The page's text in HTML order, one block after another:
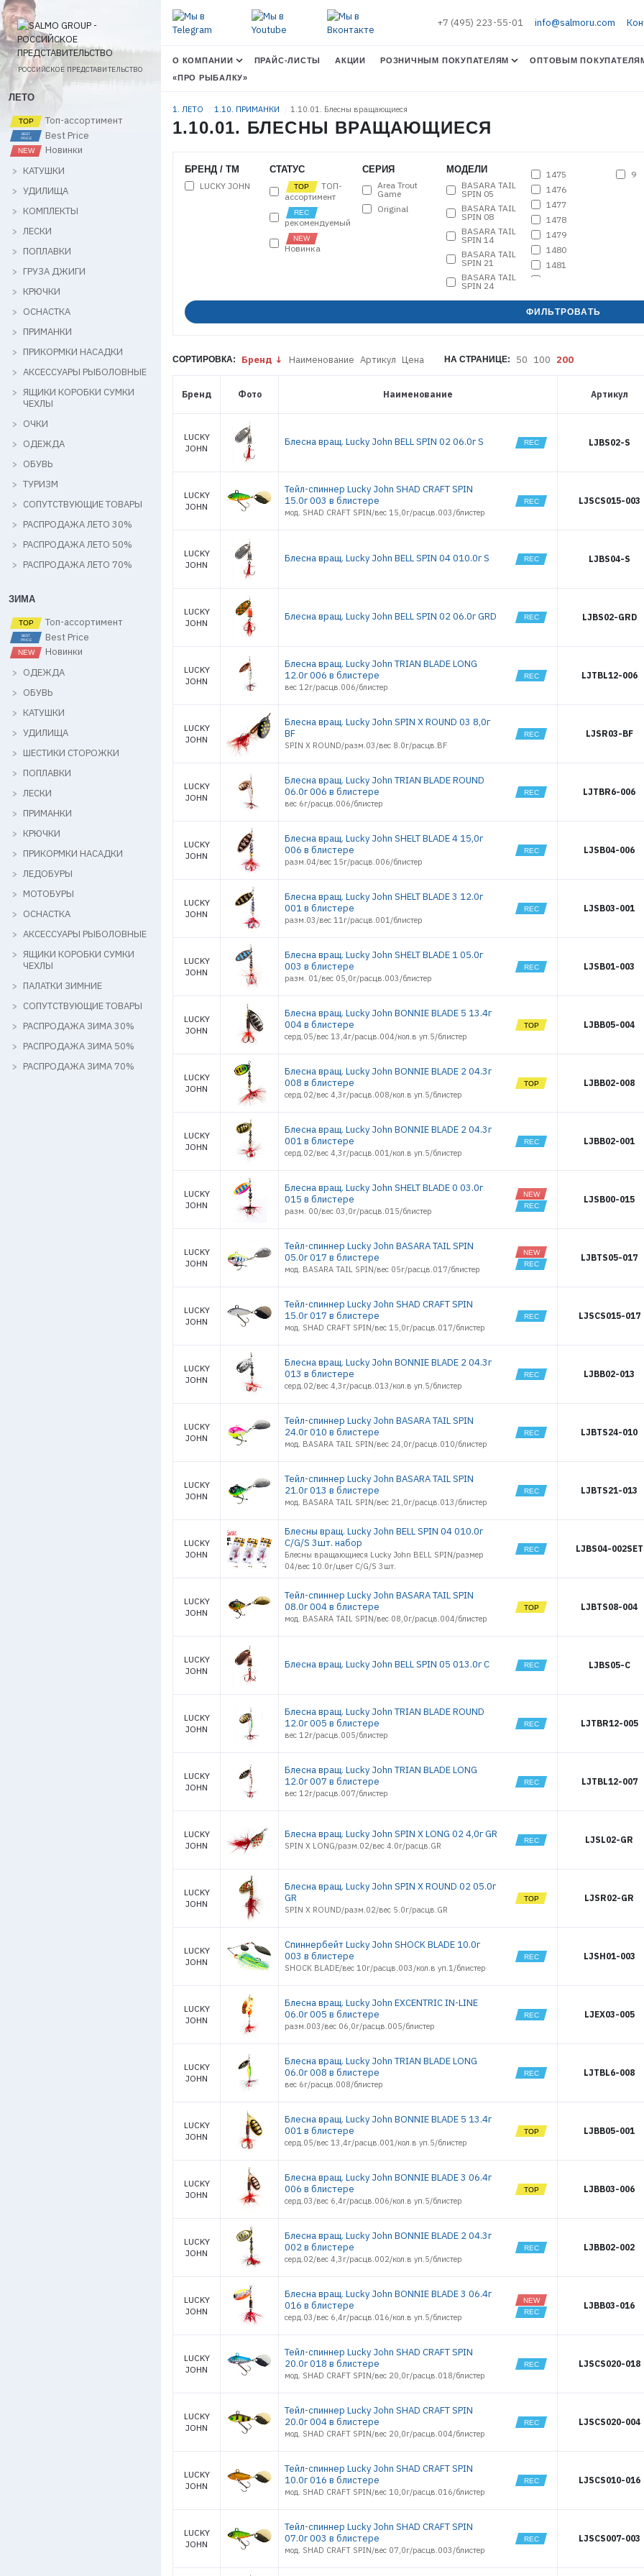
ЭЛЕКТРОННАЯ ПОЧТА (ЛОГИН)
ПАРОЛЬ
ЗАБЫЛИ ПАРОЛЬ?
РЕГИСТРАЦИЯ ОПТ
РЕГИСТРАЦИЯ РОЗНИЦА
РОССИЙСКОЕ ПРЕДСТАВИТЕЛЬСТВО
ЛЕТО
Топ-ассортимент
Best Price
Новинки
КАТУШКИ
УДИЛИЩА
КОМПЛЕКТЫ
ЛЕСКИ
ПОПЛАВКИ
ГРУЗА ДЖИГИ
КРЮЧКИ
ОСНАСТКА
ПРИМАНКИ
ПРИКОРМКИ НАСАДКИ
АКСЕССУАРЫ РЫБОЛОВНЫЕ
ЯЩИКИ КОРОБКИ СУМКИ
ЧЕХЛЫ
ОЧКИ
ОДЕЖДА
ОБУВЬ
ТУРИЗМ
СОПУТСТВУЮЩИЕ ТОВАРЫ
РАСПРОДАЖА ЛЕТО 30%
РАСПРОДАЖА ЛЕТО 50%
РАСПРОДАЖА ЛЕТО 70%
ЗИМА
Топ-ассортимент
Best Price
Новинки
ОДЕЖДА
ОБУВЬ
КАТУШКИ
УДИЛИЩА
ШЕСТИКИ СТОРОЖКИ
ПОПЛАВКИ
ЛЕСКИ
ПРИМАНКИ
КРЮЧКИ
ПРИКОРМКИ НАСАДКИ
ЛЕДОБУРЫ
МОТОБУРЫ
ОСНАСТКА
АКСЕССУАРЫ РЫБОЛОВНЫЕ
ЯЩИКИ КОРОБКИ СУМКИ
ЧЕХЛЫ
ПАЛАТКИ ЗИМНИЕ
СОПУТСТВУЮЩИЕ ТОВАРЫ
РАСПРОДАЖА ЗИМА 30%
РАСПРОДАЖА ЗИМА 50%
РАСПРОДАЖА ЗИМА 70%
+7 (495) 223-55-01 info@salmoru.com
О КОМПАНИИ ПРАЙС-ЛИСТЫ АКЦИИ РОЗНИЧНЫМ ПОКУПАТЕЛЯМ ОПТОВЫМ
«ПРО РЫБАЛКУ»
1. ЛЕТО 1.10. ПРИМАНКИ 1.10.01. Блесны вращающиеся
1.10.01. БЛЕСНЫ ВРАЩАЮЩИЕСЯ
БРЕНД / ТМ
LUCKY JOHN
СТАТУС
ТОП-
ассортимент
рекомендуемый
Новинка
СЕРИЯ
Area Trout
Game
Original
МОДЕЛИ
BASARA TAIL
SPIN 05
BASARA TAIL
SPIN 08
BASARA TAIL
SPIN 14
BASARA TAIL
SPIN 21
BASARA TAIL
SPIN 24
BELL SPIN 01
BELL SPIN 05
BONNIE
BONNIE
CHATTERBAIT
CHATTERBAIT
IN-LINE 01
IN-LINE 03
SHAD CRAFT
SPIN 20
SHELT BLADE
SHELT BLADE
04
SHOCK BLADE
SPIN X LONG
04
05
SPIN X
ROUND 04
TRIAN BLADE
TRIAN BLADE
TRIAN BLADE
ROUND 09.0
TRIAN BLADE
ROUND 12.0
1475
1476
1477
1478
1479
1480
1481
1484
1485
1487
1493
1500
1504
1508
1512
1516
1520
2436
2440
2444
2448
2452
2455
2462
2475
2479
2483
2487
2491
2495
2502
6181
6185
6189
6195
7894
7901
7905
7909
7913
7917
7921
9
ФИЛЬТРОВАТЬ
СОРТИРОВКА: Бренд Наименование Артикул Цена НА СТРАНИЦЕ: 50 100 200
Бренд Фото Наименование Артикул
LUCKY
JOHN
Блесна вращ. Lucky John BELL SPIN 02 06.0г S LJBS02-S
LUCKY
JOHN
Тейл-спиннер Lucky John SHAD CRAFT SPIN
15.0г 003 в блистере
мод. SHAD CRAFT SPIN/вес 15,0г/расцв.003/блистер
LJSCS015-003
LUCKY
JOHN
Блесна вращ. Lucky John BELL SPIN 04 010.0г S LJBS04-S
LUCKY
JOHN
Блесна вращ. Lucky John BELL SPIN 02 06.0г GRD LJBS02-GRD
LUCKY
JOHN
Блесна вращ. Lucky John TRIAN BLADE LONG
12.0г 006 в блистере
вес 12г/расцв.006/блистер
LJTBL12-006
LUCKY
JOHN
Блесна вращ. Lucky John SPIN X ROUND 03 8,0г
BF
SPIN X ROUND/разм.03/вес 8.0г/расцв.BF
LJSR03-BF
LUCKY
JOHN
Блесна вращ. Lucky John TRIAN BLADE ROUND
06.0г 006 в блистере
вес 6г/расцв.006/блистер
LJTBR6-006
LUCKY
JOHN
Блесна вращ. Lucky John SHELT BLADE 4 15,0г
006 в блистере
разм.04/вес 15г/расцв.006/блистер
LJSB04-006
LUCKY
JOHN
Блесна вращ. Lucky John SHELT BLADE 3 12.0г
001 в блистере
разм.03/вес 11г/расцв.001/блистер
LJSB03-001
LUCKY
JOHN
Блесна вращ. Lucky John SHELT BLADE 1 05.0г
003 в блистере
разм. 01/вес 05,0г/расцв.003/блистер
LJSB01-003
LUCKY
JOHN
Блесна вращ. Lucky John BONNIE BLADE 5 13.4г
004 в блистере
серд.05/вес 13,4г/расцв.004/кол.в уп.5/блистер
LJBB05-004
LUCKY
JOHN
Блесна вращ. Lucky John BONNIE BLADE 2 04.3г
008 в блистере
серд.02/вес 4,3г/расцв.008/кол.в уп.5/блистер
LJBB02-008
LUCKY
JOHN
Блесна вращ. Lucky John BONNIE BLADE 2 04.3г
001 в блистере
серд.02/вес 4,3г/расцв.001/кол.в уп.5/блистер
LJBB02-001
LUCKY
JOHN
Блесна вращ. Lucky John SHELT BLADE 0 03.0г
015 в блистере
разм. 00/вес 03,0г/расцв.015/блистер
LJSB00-015
LUCKY
JOHN
Тейл-спиннер Lucky John BASARA TAIL SPIN
05.0г 017 в блистере
мод. BASARA TAIL SPIN/вес 05г/расцв.017/блистер
LJBTS05-017
LUCKY
JOHN
Тейл-спиннер Lucky John SHAD CRAFT SPIN
15.0г 017 в блистере
мод. SHAD CRAFT SPIN/вес 15,0г/расцв.017/блистер
LJSCS015-017
LUCKY
JOHN
Блесна вращ. Lucky John BONNIE BLADE 2 04.3г
013 в блистере
серд.02/вес 4,3г/расцв.013/кол.в уп.5/блистер
LJBB02-013
LUCKY
JOHN
Тейл-спиннер Lucky John BASARA TAIL SPIN
24.0г 010 в блистере
мод. BASARA TAIL SPIN/вес 24,0г/расцв.010/блистер
LJBTS24-010
LUCKY
JOHN
Тейл-спиннер Lucky John BASARA TAIL SPIN
21.0г 013 в блистере
мод. BASARA TAIL SPIN/вес 21,0г/расцв.013/блистер
LJBTS21-013
LUCKY
JOHN
Блесны вращ. Lucky John BELL SPIN 04 010.0г
C/G/S 3шт. набор
Блесны вращающиеся Lucky John BELL SPIN/размер
04/вес 10.0г/цвет C/G/S 3шт.
LJBS04-002SET
LUCKY
JOHN
Тейл-спиннер Lucky John BASARA TAIL SPIN
08.0г 004 в блистере
мод. BASARA TAIL SPIN/вес 08,0г/расцв.004/блистер
LJBTS08-004
LUCKY
JOHN
Блесна вращ. Lucky John BELL SPIN 05 013.0г C LJBS05-C
LUCKY
JOHN
Блесна вращ. Lucky John TRIAN BLADE ROUND
12.0г 005 в блистере
вес 12г/расцв.005/блистер
LJTBR12-005
LUCKY
JOHN
Блесна вращ. Lucky John TRIAN BLADE LONG
12.0г 007 в блистере
вес 12г/расцв.007/блистер
LJTBL12-007
LUCKY
JOHN
Блесна вращ. Lucky John SPIN X LONG 02 4,0г GR
SPIN X LONG/разм.02/вес 4.0г/расцв.GR
LJSL02-GR
LUCKY
JOHN
Блесна вращ. Lucky John SPIN X ROUND 02 05.0г
GR
SPIN X ROUND/разм.02/вес 5.0г/расцв.GR
LJSR02-GR
LUCKY
JOHN
Спиннербейт Lucky John SHOCK BLADE 10.0г
003 в блистере
SHOCK BLADE/вес 10г/расцв.003/кол.в уп.1/блистер
LJSH01-003
LUCKY
JOHN
Блесна вращ. Lucky John EXCENTRIC IN-LINE
06.0г 005 в блистере
разм.003/вес 06,0г/расцв.005/блистер
LJEX03-005
LUCKY
JOHN
Блесна вращ. Lucky John TRIAN BLADE LONG
06.0г 008 в блистере
вес 6г/расцв.008/блистер
LJTBL6-008
LUCKY
JOHN
Блесна вращ. Lucky John BONNIE BLADE 5 13.4г
001 в блистере
серд.05/вес 13,4г/расцв.001/кол.в уп.5/блистер
LJBB05-001
LUCKY
JOHN
Блесна вращ. Lucky John BONNIE BLADE 3 06.4г
006 в блистере
серд.03/вес 6,4г/расцв.006/кол.в уп.5/блистер
LJBB03-006
LUCKY
JOHN
Блесна вращ. Lucky John BONNIE BLADE 2 04.3г
002 в блистере
серд.02/вес 4,3г/расцв.002/кол.в уп.5/блистер
LJBB02-002
LUCKY
JOHN
Блесна вращ. Lucky John BONNIE BLADE 3 06.4г
016 в блистере
серд.03/вес 6,4г/расцв.016/кол.в уп.5/блистер
LJBB03-016
LUCKY
JOHN
Тейл-спиннер Lucky John SHAD CRAFT SPIN
20.0г 018 в блистере
мод. SHAD CRAFT SPIN/вес 20,0г/расцв.018/блистер
LJSCS020-018
LUCKY
JOHN
Тейл-спиннер Lucky John SHAD CRAFT SPIN
20.0г 004 в блистере
мод. SHAD CRAFT SPIN/вес 20,0г/расцв.004/блистер
LJSCS020-004
LUCKY
JOHN
Тейл-спиннер Lucky John SHAD CRAFT SPIN
10.0г 016 в блистере
мод. SHAD CRAFT SPIN/вес 10,0г/расцв.016/блистер
LJSCS010-016
LUCKY
JOHN
Тейл-спиннер Lucky John SHAD CRAFT SPIN
07.0г 003 в блистере
мод. SHAD CRAFT SPIN/вес 07,0г/расцв.003/блистер
LJSCS007-003